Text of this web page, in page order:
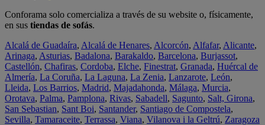
Conforama solo comercializa a través de su website o, físicamente,
en sus tiendas de sofás.
Alcalá de Guadaíra, Alcalá de Henares, Alcorcón, Alfafar, Alicante,
Arinaga, Asturias, Badalona, Barakaldo, Barcelona, Burjassot,
Castellón, Chafiras, Cordoba, Elche, Finestrat, Granada, Huércal de
Almería, La Coruña, La Laguna, La Zenia, Lanzarote, León,
Lleida, Los Barrios, Madrid, Majadahonda, Málaga, Murcia,
Orotava, Palma, Pamplona, Rivas, Sabadell, Sagunto, Salt, Girona,
San Sebastian, Sant Boi, Santander, Santiago de Compostela,
Sevilla, Tamaraceite, Terrassa, Viana, Vilanova i la Geltrú, Zaragoza